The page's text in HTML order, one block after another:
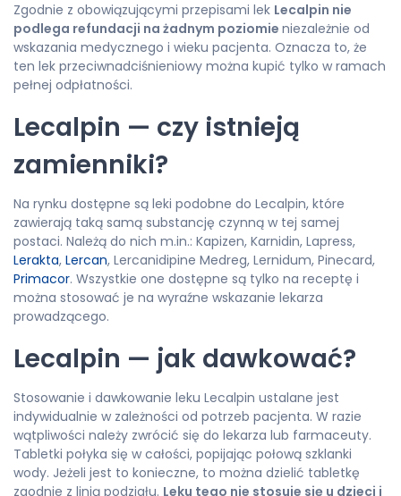
Zgodnie z obowiązującymi przepisami lek Lecalpin nie
podlega refundacji na żadnym poziomie niezależnie od
wskazania medycznego i wieku pacjenta. Oznacza to, że
ten lek przeciwnadciśnieniowy można kupić tylko w ramach
pełnej odpłatności.
Lecalpin — czy istnieją
zamienniki?
Na rynku dostępne są leki podobne do Lecalpin, które
zawierają taką samą substancję czynną w tej samej
postaci. Należą do nich m.in.: Kapizen, Karnidin, Lapress,
Lerakta, Lercan, Lercanidipine Medreg, Lernidum, Pinecard,
Primacor. Wszystkie one dostępne są tylko na receptę i
można stosować je na wyraźne wskazanie lekarza
prowadzącego.
Lecalpin — jak dawkować?
Stosowanie i dawkowanie leku Lecalpin ustalane jest
indywidualnie w zależności od potrzeb pacjenta. W razie
wątpliwości należy zwrócić się do lekarza lub farmaceuty.
Tabletki połyka się w całości, popijając połową szklanki
wody. Jeżeli jest to konieczne, to można dzielić tabletkę
zgodnie z linią podziału. Leku tego nie stosuje się u dzieci i